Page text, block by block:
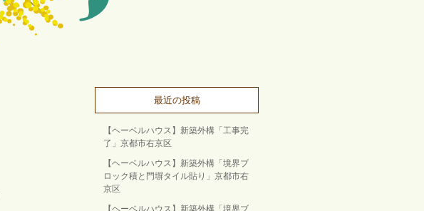
最近の投稿
【ヘーベルハウス】新築外構「工事完
了」京都市右京区
【ヘーベルハウス】新築外構「境界ブ
ロック積と門塀タイル貼り」京都市右
京区
【ヘーベルハウス】新築外構「境界ブ